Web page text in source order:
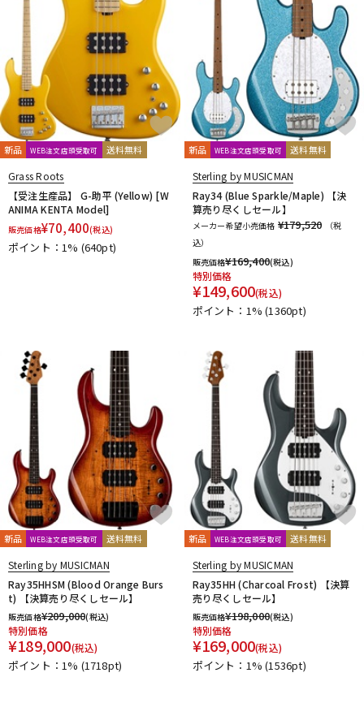
新品 WEB注文店頭受取可 送料無料
Grass Roots
【受注生産品】 G-助平 (Yellow) [W
ANIMA KENTA Model]
販売価格¥70,400(税込)
ポイント：1% (640pt)
新品 WEB注文店頭受取可 送料無料
Sterling by MUSICMAN
Ray34 (Blue Sparkle/Maple) 【決
算売り尽くしセール】
メーカー希望小売価格 ¥179,520
（税
込）
販売価格¥169,400(税込)
特別価格
¥149,600(税込)
ポイント：1%(1360pt)
新品 WEB注文店頭受取可 送料無料
Sterling by MUSICMAN
Ray35HHSM (Blood Orange Burs
t) 【決算売り尽くしセール】
販売価格¥209,000(税込)
特別価格
¥189,000(税込)
ポイント：1% (1718pt)
新品 WEB注文店頭受取可 送料無料
Sterling by MUSICMAN
Ray35HH (Charcoal Frost) 【決算
売り尽くしセール】
販売価格¥198,000(税込)
特別価格
¥169,000(税込)
ポイント：1%(1536pt)